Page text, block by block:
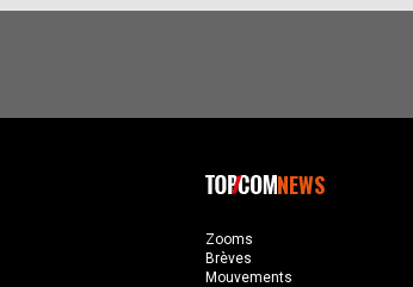
NEWS
Zooms
Brèves
Mouvements